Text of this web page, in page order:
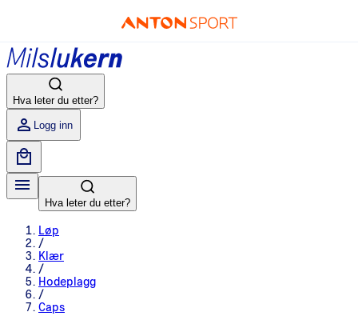
Hva leter du etter?
Logg inn
Hva leter du etter?
Løp
/
Klær
/
Hodeplagg
/
Caps